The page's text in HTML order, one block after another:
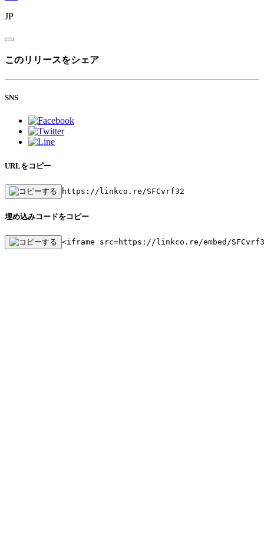
JP
このリリースをシェア
SNS
URLをコピー
https://linkco.re/SFCvrf32
埋め込みコードをコピー
<iframe src=https://linkco.re/embed/